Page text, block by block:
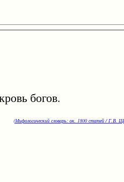
богов.
(Мифологический словарь: ок. 1800 статей / Г.В.